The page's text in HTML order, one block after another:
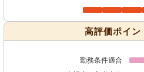
高評価ポイン
勤務条件適合